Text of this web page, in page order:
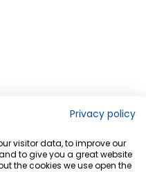
Privacy policy
visitor data, to improve our
to give you a great website
the cookies we use open the